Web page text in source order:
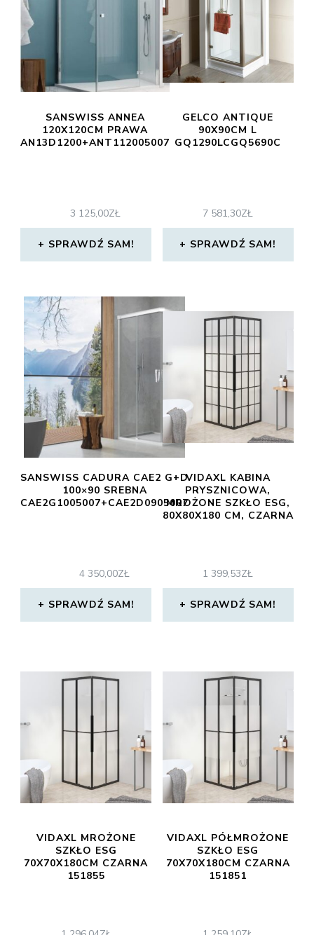
SANSWISS ANNEA
120X120CM PRAWA
AN13D1200+ANT112005007
3 125,00ZŁ
SPRAWDŹ SAM!
GELCO ANTIQUE
90X90CM L
GQ1290LCGQ5690C
7 581,30ZŁ
SPRAWDŹ SAM!
SANSWISS CADURA CAE2 G+D
100×90 SREBNA
CAE2G1005007+CAE2D0905007
4 350,00ZŁ
SPRAWDŹ SAM!
VIDAXL KABINA
PRYSZNICOWA,
MROŻONE SZKŁO ESG,
80X80X180 CM, CZARNA
1 399,53ZŁ
SPRAWDŹ SAM!
VIDAXL MROŻONE
SZKŁO ESG
70X70X180CM CZARNA
151855
VIDAXL PÓŁMROŻONE
SZKŁO ESG
70X70X180CM CZARNA
151851